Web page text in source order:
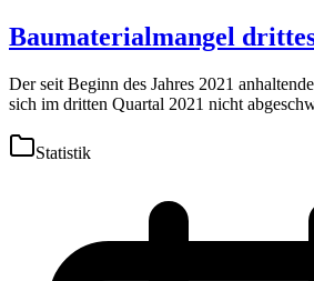
Baumaterialmangel
Der seit Beginn des Jahres 2021
sich im dritten Quartal 2021 nicht
Statistik